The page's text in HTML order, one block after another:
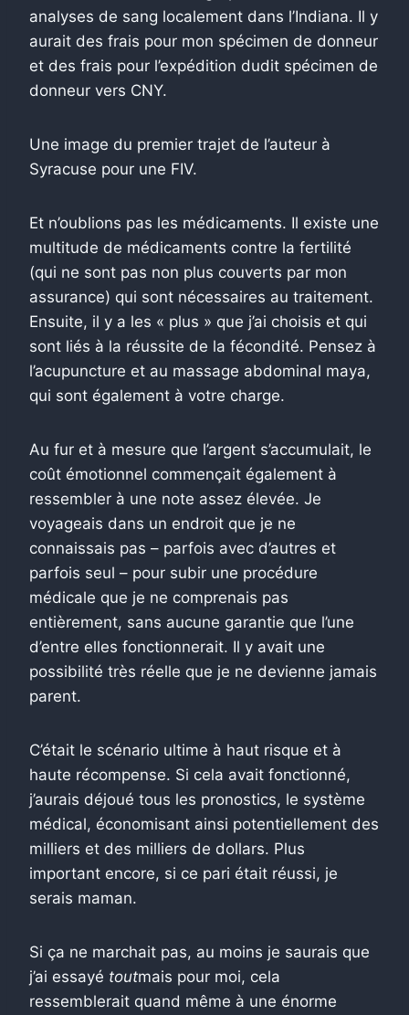
analyses de sang localement dans l’Indiana. Il y
aurait des frais pour mon spécimen de donneur
et des frais pour l’expédition dudit spécimen de
donneur vers CNY.
Une image du premier trajet de l’auteur à
Syracuse pour une FIV.
Et n’oublions pas les médicaments. Il existe une
multitude de médicaments contre la fertilité
(qui ne sont pas non plus couverts par mon
assurance) qui sont nécessaires au traitement.
Ensuite, il y a les « plus » que j’ai choisis et qui
sont liés à la réussite de la fécondité. Pensez à
l’acupuncture et au massage abdominal maya,
qui sont également à votre charge.
Au fur et à mesure que l’argent s’accumulait, le
coût émotionnel commençait également à
ressembler à une note assez élevée. Je
voyageais dans un endroit que je ne
connaissais pas – parfois avec d’autres et
parfois seul – pour subir une procédure
médicale que je ne comprenais pas
entièrement, sans aucune garantie que l’une
d’entre elles fonctionnerait. Il y avait une
possibilité très réelle que je ne devienne jamais
parent.
C’était le scénario ultime à haut risque et à
haute récompense. Si cela avait fonctionné,
j’aurais déjoué tous les pronostics, le système
médical, économisant ainsi potentiellement des
milliers et des milliers de dollars. Plus
important encore, si ce pari était réussi, je
serais maman.
Si ça ne marchait pas, au moins je saurais que
j’ai essayé toutmais pour moi, cela
ressemblerait quand même à une énorme